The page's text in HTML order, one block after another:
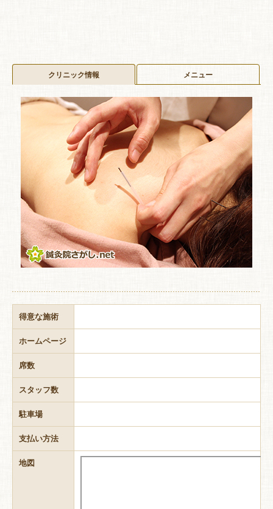
クリニック情報 メニュー
得意な施術
ホームページ
席数
スタッフ数
駐車場
支払い方法
地図